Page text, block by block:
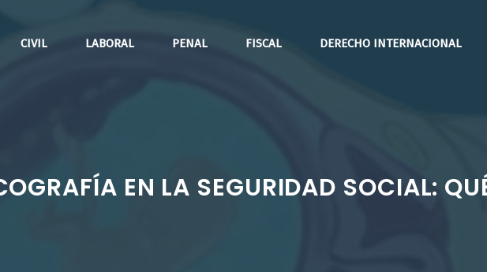
CIVIL LABORAL PENAL FISCAL DERECHO INTERNACIONAL
EN LA SEGURIDAD SOCIAL: